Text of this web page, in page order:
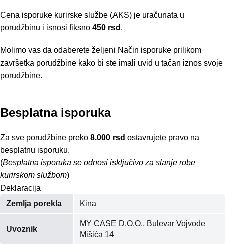
Cena isporuke kurirske službe (AKS) je uračunata u
porudžbinu i isnosi fiksno 450 rsd .
Molimo vas da odaberete željeni Način isporuke prilikom
završetka porudžbine kako bi ste imali uvid u tačan iznos svoje
porudžbine.
Besplatna isporuka
Za sve porudžbine preko 8.000 rsd ostavrujete pravo na
besplatnu isporuku.
(Besplatna isporuka se odnosi isključivo za slanje robe
kurirskom službom)
Deklaracija
Zemlja porekla
Kina
Uvoznik
MY CASE D.O.O., Bulevar Vojvode
Mišića 14